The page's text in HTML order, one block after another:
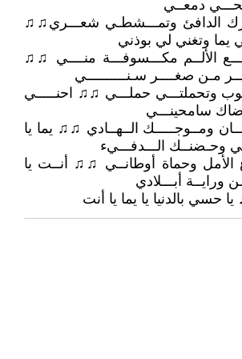
دمعــي
الدافئ وتمـــشطـي شعـــري♫♫
يما وتغني لي بوذني
الألــم مكـــسوفـــة منــــي ♫♫
مـن صغــــر سـنــــــــــي
وتحملتـــي حملـــي ♫♫ احنـــــي
سامحينـــي
ومــوجـــــك الــهــادي ♫♫ يما يا
وحـضنــك الـــدفـــيء
الأمل وحماة أوطانــي ♫♫ أنــت يا
ورايــة أبـــلادي
يا حسي بالدنيا يا يما يا أنت